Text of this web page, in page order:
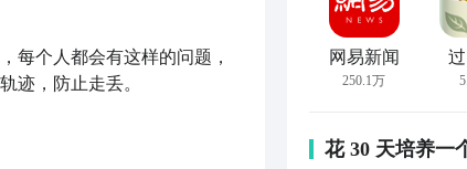
每个人都会有这样的问题，
迹，防止走丢。
网易新闻
250.1万
花 30 天培养一